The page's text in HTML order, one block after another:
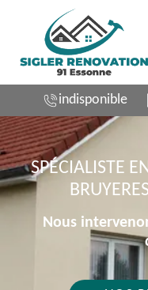
indisponible
SPÉCIALISTE
Nous